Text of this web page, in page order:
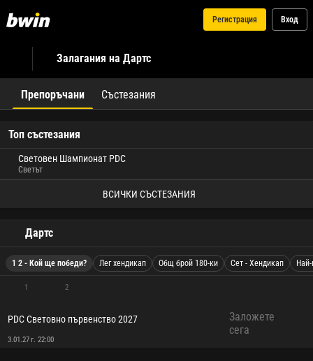
Регистрация Вход
Залагания на Дартс
Препоръчани Състезания
Топ състезания
Световен Шампионат PDC
Светът
ВСИЧКИ СЪСТЕЗАНИЯ
Дартс
1 2 - Кой ще победи? Лег хендикап Общ брой 180-ки Сет - Хендикап
1 2
PDC Световно първенство 2027
3.01.27 г. 22:00
Заложете
сега